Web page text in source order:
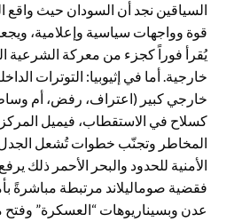
السياقين نجد أن السودان حيث واقع
قوة وواجهات سياسية وإعلامية،
يُقرأ فوراً كجزء من معركة الشرعية
خارجية. أما في إثيوبيا: التوترات
خارجي كبير (اعتراف، رفض، أم
كسلاح في الاستقطاب، فيميل المركز
المخاطر وتجنّب خطوات تُشعل
الأمنية للحدود والبحر الأحمر ذلك
فقضية صوماليلاند مرتبطة مباشرةً
عدن وبسيناريوهات “العسكرة”